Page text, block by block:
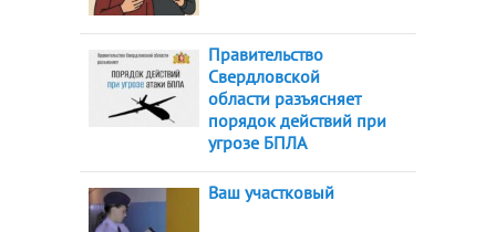
Правительство
Свердловской
области разъясняет
порядок действий при
угрозе БПЛА
Ваш участковый